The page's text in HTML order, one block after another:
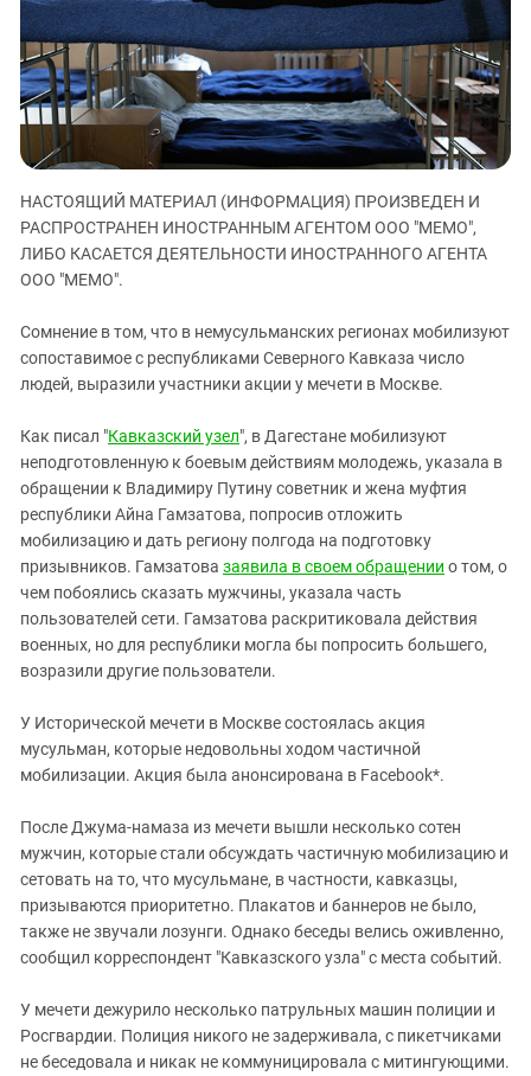
ЗАСТАВЛЯЕТ
КАВКАЗ ЗА ПАЛЕСТИНУ
ИНАКОМЫСЛИЕ В ЧЕЧНЕ
ПРЕСЛЕДОВАНИЕ АКТИВИСТОВ
МОБИЛИЗАЦИЯ И ПРОТЕСТЫ
Дагестан
Ингушетия
Кабардино-Балкария
Калмыкия
Карачаево-Черкесия
Краснодарский край
Российская Федерация
Северная Осетия - Алания
СКФО
Чечня
Южная Осетия
Южный Кавказ
ЮФО
НАСТОЯЩИЙ МАТЕРИАЛ (ИНФОРМАЦИЯ) ПРОИЗВЕДЕН И
РАСПРОСТРАНЕН ИНОСТРАННЫМ АГЕНТОМ ООО "МЕМО",
ЛИБО КАСАЕТСЯ ДЕЯТЕЛЬНОСТИ ИНОСТРАННОГО АГЕНТА
ООО "МЕМО".
Сомнение в том, что в немусульманских регионах мобилизуют
сопоставимое с республиками Северного Кавказа число
людей, выразили участники акции у мечети в Москве.
Как писал "Кавказский узел", в Дагестане мобилизуют
неподготовленную к боевым действиям молодежь, указала в
обращении к Владимиру Путину советник и жена муфтия
республики Айна Гамзатова, попросив отложить
мобилизацию и дать региону полгода на подготовку
призывников. Гамзатова заявила в своем обращении о том, о
чем побоялись сказать мужчины, указала часть
пользователей сети. Гамзатова раскритиковала действия
военных, но для республики могла бы попросить большего,
возразили другие пользователи.
У Исторической мечети в Москве состоялась акция
мусульман, которые недовольны ходом частичной
мобилизации. Акция была анонсирована в Facebook*.
После Джума-намаза из мечети вышли несколько сотен
мужчин, которые стали обсуждать частичную мобилизацию и
сетовать на то, что мусульмане, в частности, кавказцы,
призываются приоритетно. Плакатов и баннеров не было,
также не звучали лозунги. Однако беседы велись оживленно,
сообщил корреспондент "Кавказского узла" с места событий.
У мечети дежурило несколько патрульных машин полиции и
Росгвардии. Полиция никого не задерживала, с пикетчиками
не беседовала и никак не коммуницировала с митингующими.